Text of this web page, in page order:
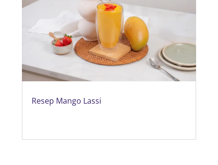
Resep Mango Lassi